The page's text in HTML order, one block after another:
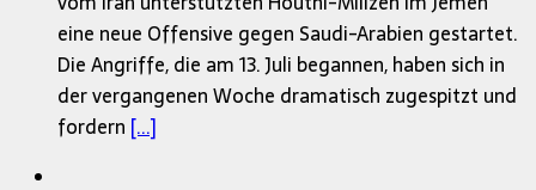
eine neue Offensive gegen Saudi-Arabien gestartet.
Die Angriffe, die am 13. Juli begannen, haben sich in
der vergangenen Woche dramatisch zugespitzt und
fordern [...]